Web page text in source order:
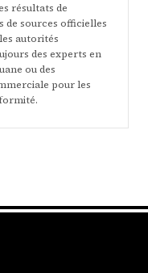
résultats de
de sources officielles
autorités
des experts en
ou des
pour les